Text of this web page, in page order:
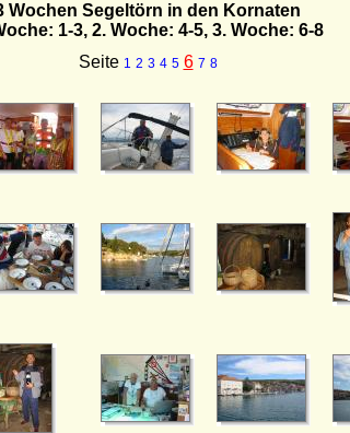
Wochen Segeltörn in den Kornaten
1-3, 2. Woche: 4-5, 3. Woche: 6-8
Seite 1 2 3 4 5 6 7 8